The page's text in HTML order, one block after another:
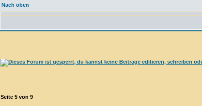
Nach oben
Seite 5 von 9